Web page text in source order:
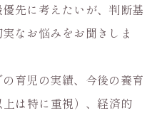
先に考えたいが、判断基
なお悩みをお聞きしま
育児の実績、今後の養育
は特に重視）、経済的